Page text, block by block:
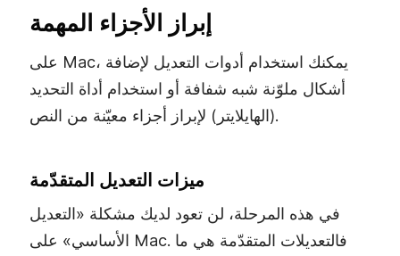
إبراز الأجزاء المهمة
على Mac، يمكنك استخدام أدوات التعديل لإضافة
أشكال ملوّنة شبه شفافة أو استخدام أداة التحديد
(الهايلايتر) لإبراز أجزاء معيّنة من النص.
ميزات التعديل المتقدّمة
في هذه المرحلة، لن تعود لديك مشكلة «التعديل
الأساسي» على Mac. فالتعديلات المتقدّمة هي ما